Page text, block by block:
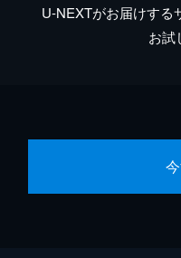
U-NEXTがお届けする
お試